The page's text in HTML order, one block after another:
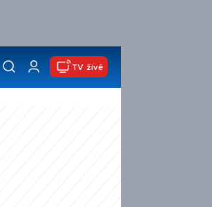
TV živě